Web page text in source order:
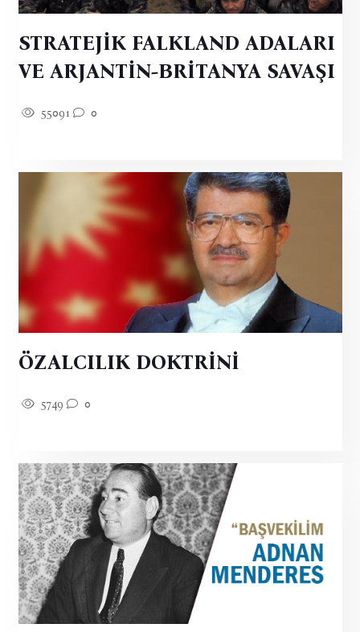
STRATEJİK FALKLAND ADALARI
VE ARJANTİN-BRİTANYA SAVAŞI
55091 0
ÖZALCILIK DOKTRİNİ
5749 0